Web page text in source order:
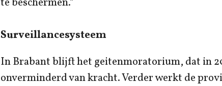
Surveillancesysteem
In Brabant blijft het geitenmoratorium, dat in
onverminderd van kracht. Verder werkt de